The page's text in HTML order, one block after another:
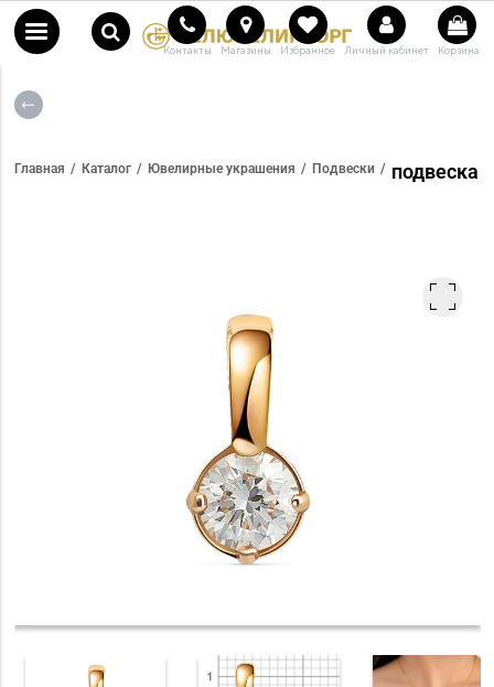
Контакты Магазины Избранное Личный кабинет Корзина
Главная Каталог Ювелирные украшения Подвески подвеска